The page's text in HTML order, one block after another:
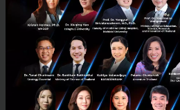
E-mail :
Tel : 02-001-
Mobile : 06-